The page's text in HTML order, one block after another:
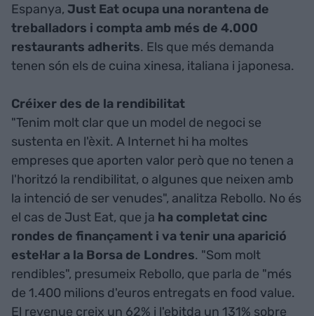
Espanya, Just Eat ocupa una norantena de
treballadors i compta amb més de 4.000
restaurants adherits. Els que més demanda
tenen són els de cuina xinesa, italiana i japonesa.
Créixer des de la rendibilitat
"Tenim molt clar que un model de negoci se
sustenta en l'èxit. A Internet hi ha moltes
empreses que aporten valor però que no tenen a
l'horitzó la rendibilitat, o algunes que neixen amb
la intenció de ser venudes", analitza Rebollo. No és
el cas de Just Eat, que ja ha completat cinc
rondes de finançament i va tenir una aparició
estel·lar a la Borsa de Londres. "Som molt
rendibles", presumeix Rebollo, que parla de "més
de 1.400 milions d'euros entregats en food value.
El revenue creix un 62% i l'ebitda un 131% sobre